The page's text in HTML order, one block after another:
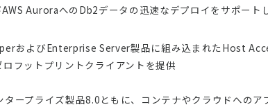
AuroraへのDb2データの迅速なデプロイをサポー
およびEnterprise Server製品に組み込まれたHost
フットプリントクライアントを提供
ープライズ製品8.0ともに、コンテナやクラウドへの